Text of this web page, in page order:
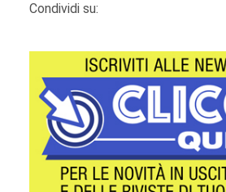
Condividi su: